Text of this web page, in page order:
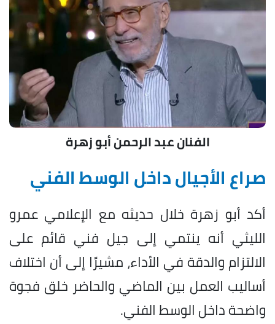
الفنان عبد الرحمن أبو زهرة
صراع الأجيال داخل الوسط الفني
أكد أبو زهرة خلال حديثه مع الإعلامي عمرو
الليثي أنه ينتمي إلى جيل فني قائم على
الالتزام والدقة في الأداء، مشيرًا إلى أن اختلاف
أساليب العمل بين الماضي والحاضر خلق فجوة
واضحة داخل الوسط الفني.